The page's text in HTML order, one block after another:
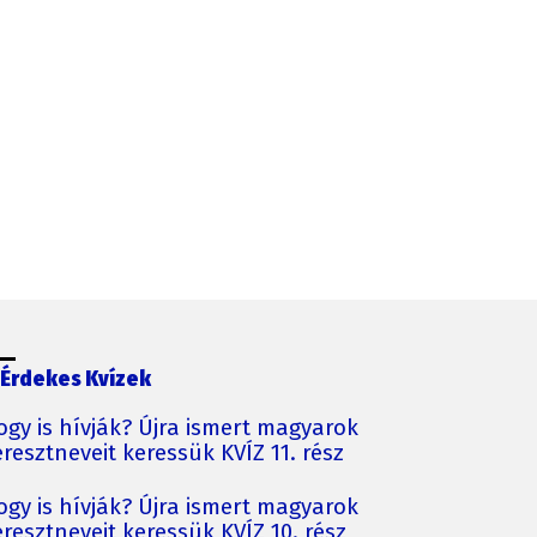
Érdekes Kvízek
is hívják? Újra ismert magyarok
keressük KVÍZ 11. rész
is hívják? Újra ismert magyarok